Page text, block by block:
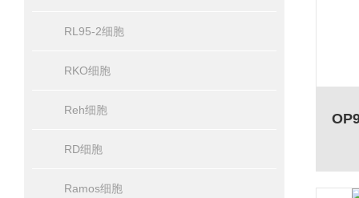
RL95-2细胞
RKO细胞
Reh细胞
RD细胞
Ramos细胞